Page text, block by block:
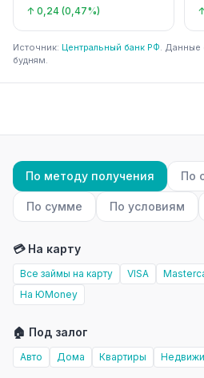
↑ 0,24 (0,47%)
Источник: Центральный банк РФ. Данные
будням.
По методу получения По
По сумме По условиям
💳 На карту
Все займы на карту VISA
На ЮMoney
🏠 Под залог
Авто Дома Квартиры